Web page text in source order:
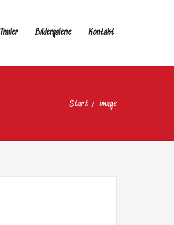
Trailer Bildergalerie Kontakt
Start image